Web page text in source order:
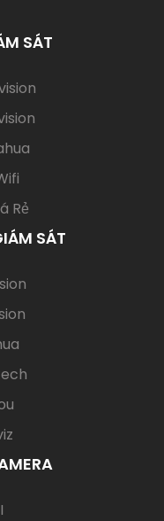
SÁT
Rẻ
SÁT
(current)